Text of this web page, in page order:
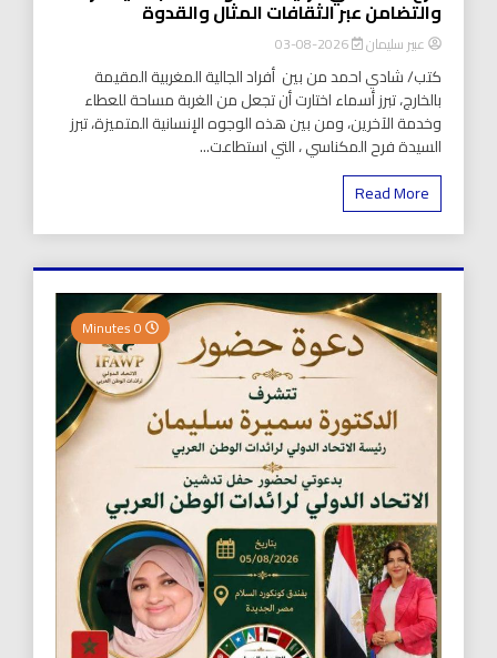
والتضامن عبر الثقافات المثال والقدوة
عبير سليمان 2026-08-03
كتب/ شادي احمد من بين أفراد الجالية المغربية المقيمة
بالخارج، تبرز أسماء اختارت أن تجعل من الغربة مساحة للعطاء
وخدمة الآخرين، ومن بين هذه الوجوه الإنسانية المتميزة، تبرز
السيدة فرح المكناسي ، التي استطاعت...
Read More